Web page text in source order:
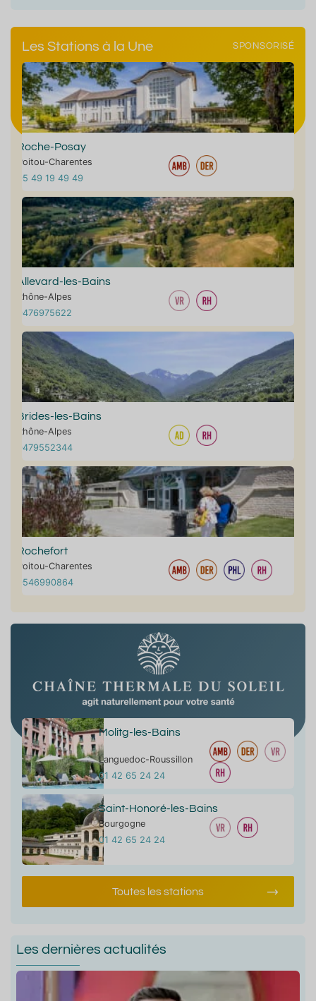
Les Stations à la Une SPONSORISÉ
Roche-Posay
Poitou-Charentes
05 49 19 49 49
Allevard-les-Bains
Rhône-Alpes
0476975622
Brides-les-Bains
Rhône-Alpes
0479552344
Rochefort
Poitou-Charentes
0546990864
Molitg-les-Bains
Languedoc-Roussillon
01 42 65 24 24
Saint-Honoré-les-Bains
Bourgogne
01 42 65 24 24
Toutes les stations
Les dernières actualités